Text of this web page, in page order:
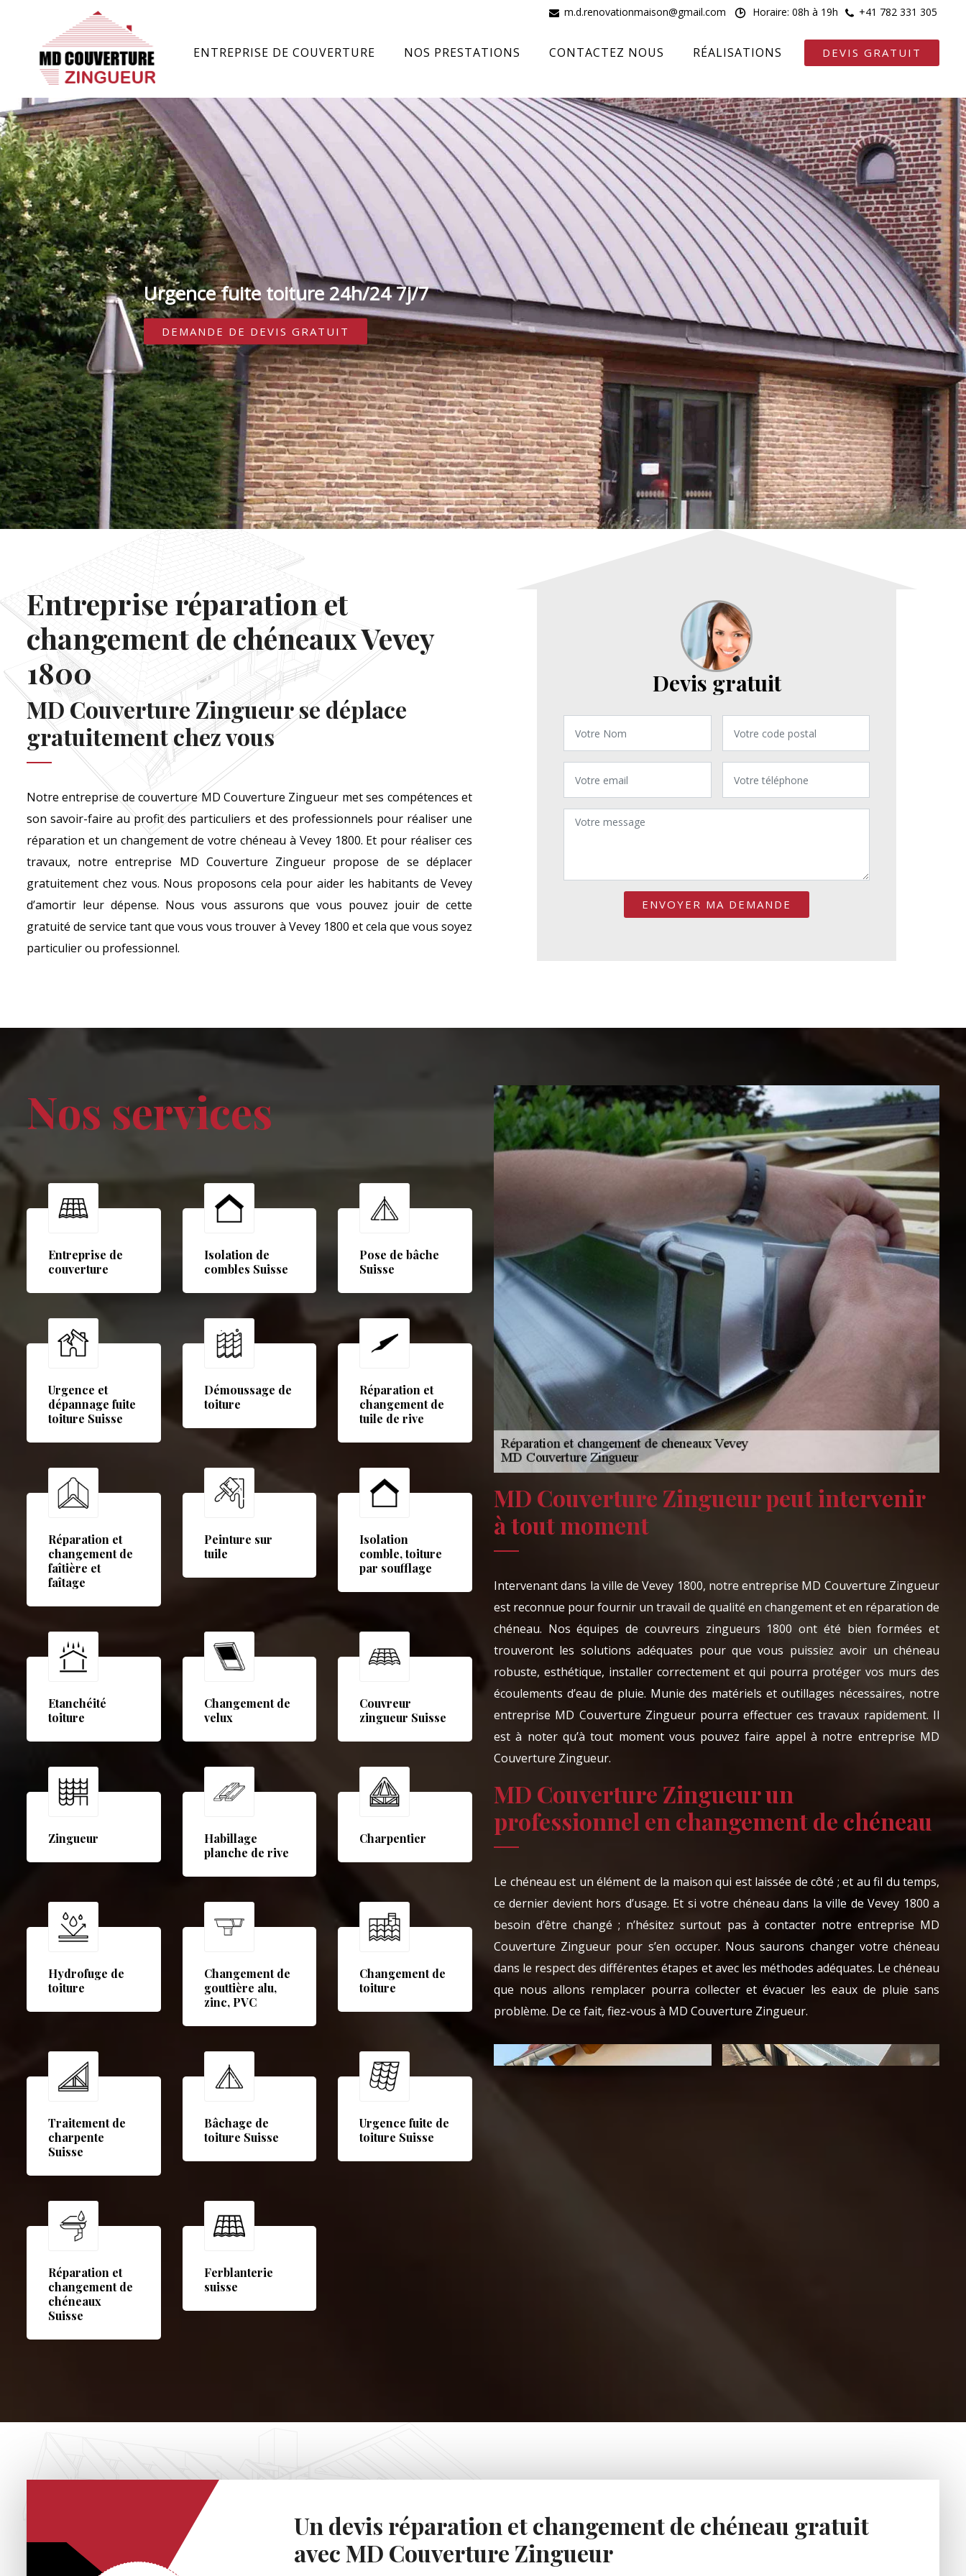
ENTREPRISE DE COUVERTURE NOS PRESTATIONS CONTACTEZ NOUS RÉALISATIONS DEVIS GRATUIT
m.d.renovationmaison@gmail.com Horaire: 08h à 19h +41 782 331 305
Urgence fuite toiture 24h/24 7j/7
DEMANDE DE DEVIS GRATUIT
Entreprise réparation et
changement de chéneaux Vevey
1800
MD Couverture Zingueur se déplace
gratuitement chez vous
Notre entreprise de couverture MD Couverture Zingueur met ses compétences et
son savoir-faire au profit des particuliers et des professionnels pour réaliser une
réparation et un changement de votre chéneau à Vevey 1800. Et pour réaliser ces
travaux, notre entreprise MD Couverture Zingueur propose de se déplacer
gratuitement chez vous. Nous proposons cela pour aider les habitants de Vevey
d’amortir leur dépense. Nous vous assurons que vous pouvez jouir de cette
gratuité de service tant que vous vous trouver à Vevey 1800 et cela que vous soyez
particulier ou professionnel.
Devis gratuit
Nos services
Entreprise de
couverture
Isolation de
combles Suisse
Pose de bâche
Suisse
Urgence et
dépannage fuite
toiture Suisse
Démoussage de
toiture
Réparation et
changement de
tuile de rive
Réparation et
changement de
faîtière et
faîtage
Peinture sur
tuile
Isolation
comble, toiture
par soufflage
Etanchéité
toiture
Changement de
velux
Couvreur
zingueur Suisse
Zingueur
Habillage
planche de rive
Charpentier
Hydrofuge de
toiture
Changement de
gouttière alu,
zinc, PVC
Changement de
toiture
Traitement de
charpente
Suisse
Bâchage de
toiture Suisse
Urgence fuite de
toiture Suisse
Réparation et
changement de
chéneaux
Suisse
Ferblanterie
suisse
MD Couverture Zingueur peut intervenir
à tout moment
Intervenant dans la ville de Vevey 1800, notre entreprise MD Couverture Zingueur
est reconnue pour fournir un travail de qualité en changement et en réparation de
chéneau. Nos équipes de couvreurs zingueurs 1800 ont été bien formées et
trouveront les solutions adéquates pour que vous puissiez avoir un chéneau
robuste, esthétique, installer correctement et qui pourra protéger vos murs des
écoulements d’eau de pluie. Munie des matériels et outillages nécessaires, notre
entreprise MD Couverture Zingueur pourra effectuer ces travaux rapidement. Il
est à noter qu’à tout moment vous pouvez faire appel à notre entreprise MD
Couverture Zingueur.
MD Couverture Zingueur un
professionnel en changement de chéneau
Le chéneau est un élément de la maison qui est laissée de côté ; et au fil du temps,
ce dernier devient hors d’usage. Et si votre chéneau dans la ville de Vevey 1800 a
besoin d’être changé ; n’hésitez surtout pas à contacter notre entreprise MD
Couverture Zingueur pour s’en occuper. Nous saurons changer votre chéneau
dans le respect des différentes étapes et avec les méthodes adéquates. Le chéneau
que nous allons remplacer pourra collecter et évacuer les eaux de pluie sans
problème. De ce fait, fiez-vous à MD Couverture Zingueur.
Un devis réparation et changement de chéneau gratuit
avec MD Couverture Zingueur